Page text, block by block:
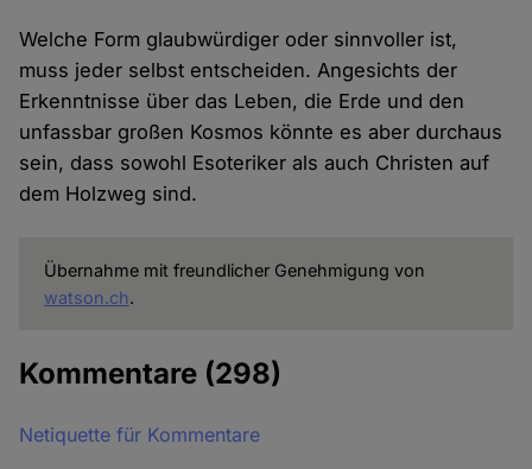
Welche Form glaubwürdiger oder sinnvoller ist,
muss jeder selbst entscheiden. Angesichts der
Erkenntnisse über das Leben, die Erde und den
unfassbar großen Kosmos könnte es aber durchaus
sein, dass sowohl Esoteriker als auch Christen auf
dem Holzweg sind.
Übernahme mit freundlicher Genehmigung von
watson.ch.
Kommentare (298)
Netiquette für Kommentare